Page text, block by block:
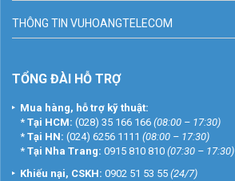
THÔNG TIN VUHOANGTELECOM
TỔNG ĐÀI HỖ TRỢ
Mua hàng, hỗ trợ kỹ thuật:
* Tại HCM: (028) 35 166 166 (08:00 – 17:30)
* Tại HN: (024) 6256 1111 (08:00 – 17:30)
* Tại Nha Trang: 0915 810 810 (07:30 – 17:30)
Khiếu nại, CSKH: 0902 51 53 55 (24/7)